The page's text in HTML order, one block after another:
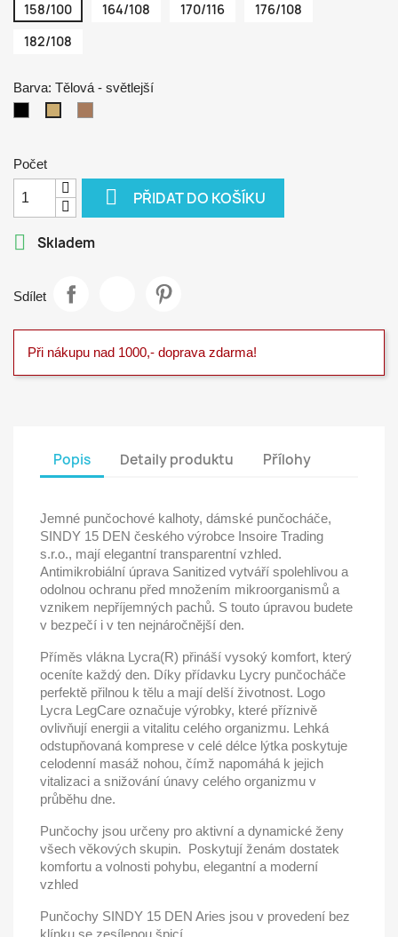
158/100 164/108 170/116
176/108
182/108
Barva: Tělová - světlejší
Počet
 PŘIDAT DO KOŠÍKU
 Skladem
Sdílet
Při nákupu nad 1000,- doprava zdarma!
Popis Detaily produktu Přílohy
Jemné punčochové kalhoty, dámské punčocháče,
SINDY 15 DEN českého výrobce Insoire Trading
s.r.o., mají elegantní transparentní vzhled.
Antimikrobiální úprava Sanitized vytváří spolehlivou a
odolnou ochranu před množením mikroorganismů a
vznikem nepříjemných pachů. S touto úpravou budete
v bezpečí i v ten nejnáročnější den.
Příměs vlákna Lycra(R) přináší vysoký komfort, který
oceníte každý den. Díky přídavku Lycry punčocháče
perfektě přilnou k tělu a mají delší životnost. Logo
Lycra LegCare označuje výrobky, které příznivě
ovlivňují energii a vitalitu celého organizmu. Lehká
odstupňovaná komprese v celé délce lýtka poskytuje
celodenní masáž nohou, čímž napomáhá k jejich
vitalizaci a snižování únavy celého organizmu v
průběhu dne.
Punčochy jsou určeny pro aktivní a dynamické ženy
všech věkových skupin. Poskytují ženám dostatek
komfortu a volnosti pohybu, elegantní a moderní
vzhled
Punčochy SINDY 15 DEN Aries jsou v provedení bez
klínku se zesílenou špicí.